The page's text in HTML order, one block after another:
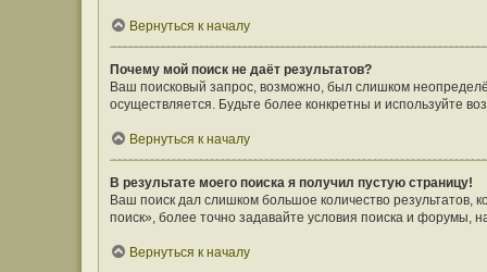
Вернуться к началу
Почему мой поиск не даёт результатов?
Ваш поисковый запрос, возможно, был слишком
осуществляется. Будьте более конкретны и используйте
Вернуться к началу
В результате моего поиска я получил пустую страницу!
Ваш поиск дал слишком большое количество результатов,
поиск», более точно задавайте условия поиска и форумы,
Вернуться к началу